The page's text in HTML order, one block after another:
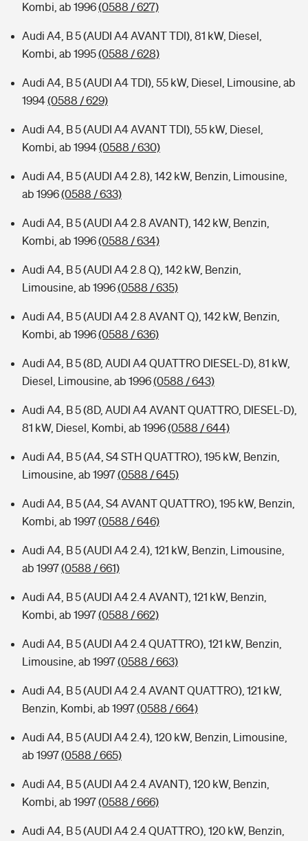
Kombi, ab 1996(0588 / 627)
Audi A4, B 5 (AUDI A4 AVANT TDI), 81 kW, Diesel,
Kombi, ab 1995(0588 / 628)
Audi A4, B 5 (AUDI A4 TDI), 55 kW, Diesel, Limousine, ab
1994(0588 / 629)
Audi A4, B 5 (AUDI A4 AVANT TDI), 55 kW, Diesel,
Kombi, ab 1994(0588 / 630)
Audi A4, B 5 (AUDI A4 2.8), 142 kW, Benzin, Limousine,
ab 1996(0588 / 633)
Audi A4, B 5 (AUDI A4 2.8 AVANT), 142 kW, Benzin,
Kombi, ab 1996(0588 / 634)
Audi A4, B 5 (AUDI A4 2.8 Q), 142 kW, Benzin,
Limousine, ab 1996(0588 / 635)
Audi A4, B 5 (AUDI A4 2.8 AVANT Q), 142 kW, Benzin,
Kombi, ab 1996(0588 / 636)
Audi A4, B 5 (8D, AUDI A4 QUATTRO DIESEL-D), 81 kW,
Diesel, Limousine, ab 1996(0588 / 643)
Audi A4, B 5 (8D, AUDI A4 AVANT QUATTRO, DIESEL-D),
81 kW, Diesel, Kombi, ab 1996(0588 / 644)
Audi A4, B 5 (A4, S4 STH QUATTRO), 195 kW, Benzin,
Limousine, ab 1997(0588 / 645)
Audi A4, B 5 (A4, S4 AVANT QUATTRO), 195 kW, Benzin,
Kombi, ab 1997(0588 / 646)
Audi A4, B 5 (AUDI A4 2.4), 121 kW, Benzin, Limousine,
ab 1997(0588 / 661)
Audi A4, B 5 (AUDI A4 2.4 AVANT), 121 kW, Benzin,
Kombi, ab 1997(0588 / 662)
Audi A4, B 5 (AUDI A4 2.4 QUATTRO), 121 kW, Benzin,
Limousine, ab 1997(0588 / 663)
Audi A4, B 5 (AUDI A4 2.4 AVANT QUATTRO), 121 kW,
Benzin, Kombi, ab 1997(0588 / 664)
Audi A4, B 5 (AUDI A4 2.4), 120 kW, Benzin, Limousine,
ab 1997(0588 / 665)
Audi A4, B 5 (AUDI A4 2.4 AVANT), 120 kW, Benzin,
Kombi, ab 1997(0588 / 666)
Audi A4, B 5 (AUDI A4 2.4 QUATTRO), 120 kW, Benzin,